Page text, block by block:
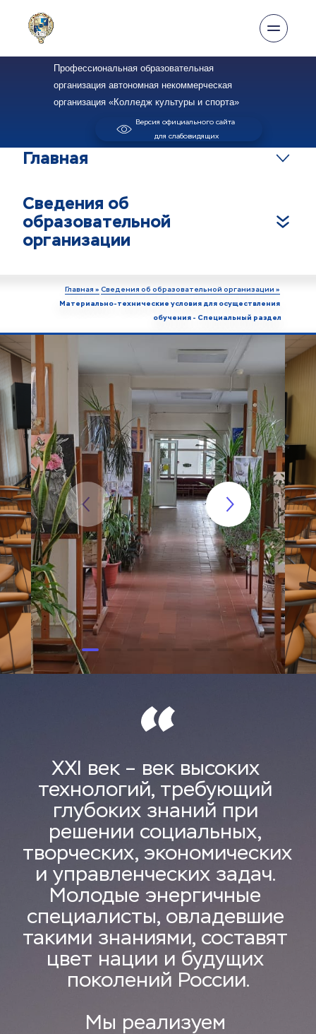
Профессиональная образовательная
организация автономная некоммерческая
организация «Колледж культуры и спорта»
Версия официального сайта
для слабовидящих
Главная
Сведения об
образовательной
организации
Главная » Сведения об образовательной организации »
Материально-технические условия для осуществления
обучения - Специальный раздел
XXI век – век высоких
технологий, требующий
глубоких знаний при
решении социальных,
творческих, экономических
и управленческих задач.
Молодые энергичные
специалисты, овладевшие
такими знаниями, составят
цвет нации и будущих
поколений России.
Мы реализуем